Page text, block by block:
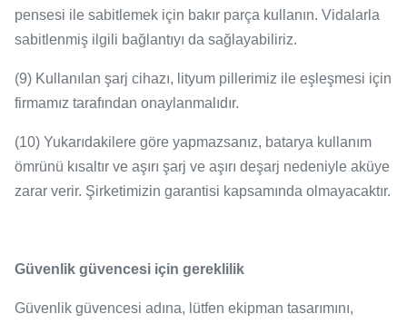
pensesi ile sabitlemek için bakır parça kullanın. Vidalarla
sabitlenmiş ilgili bağlantıyı da sağlayabiliriz.
(9) Kullanılan şarj cihazı, lityum pillerimiz ile eşleşmesi için
firmamız tarafından onaylanmalıdır.
(10) Yukarıdakilere göre yapmazsanız, batarya kullanım
ömrünü kısaltır ve aşırı şarj ve aşırı deşarj nedeniyle aküye
zarar verir. Şirketimizin garantisi kapsamında olmayacaktır.
Güvenlik güvencesi için gereklilik
Güvenlik güvencesi adına, lütfen ekipman tasarımını,